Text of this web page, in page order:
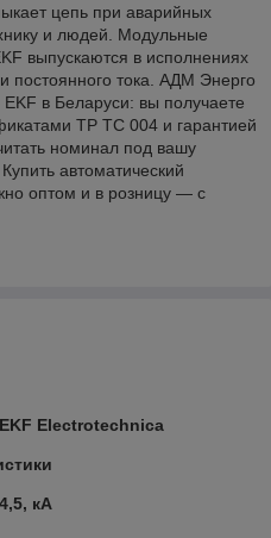
цепь при аварийных
и людей. Модульные
выпускаются в исполнениях
постоянного тока. АДМ Энерго
в Беларуси: вы получаете
ТР ТС 004 и гарантией
номинал под вашу
автоматический
оптом и в розницу — с
EKF Electrotechnica
4,5, кА